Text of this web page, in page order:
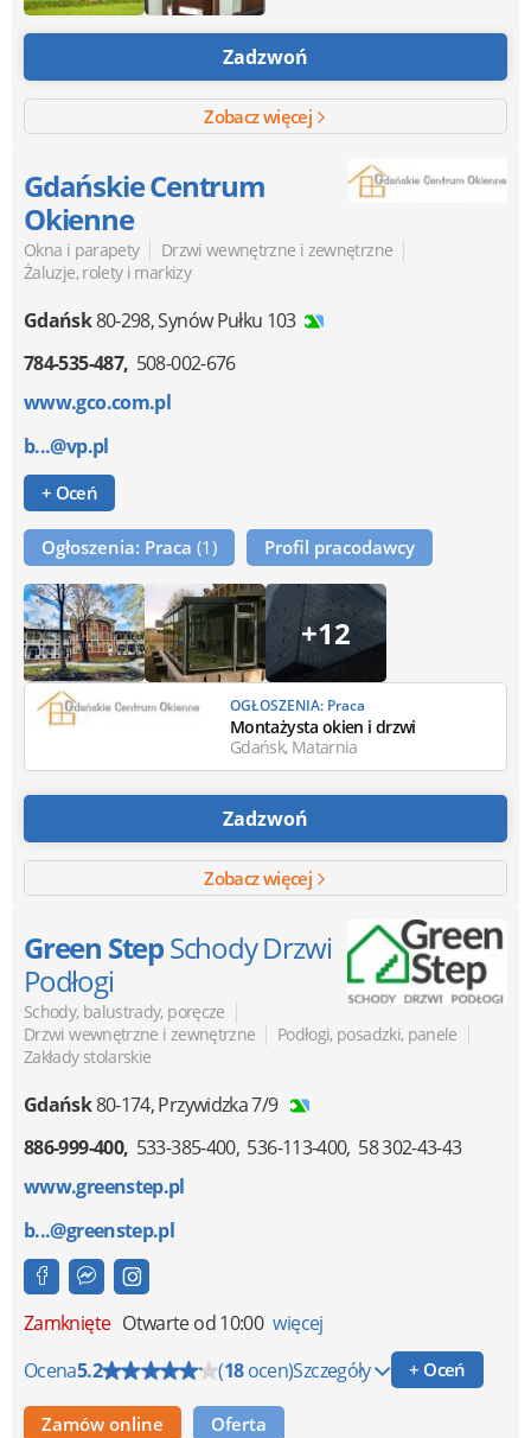
Zadzwoń
Zobacz więcej
Gdańskie Centrum
Okienne
Okna i parapety | Drzwi wewnętrzne i zewnętrzne |
Żaluzje, rolety i markizy
Gdańsk80-298,Synów Pułku 103
784-535-487 508-002-676
www.gco.com.pl
b...@vp.pl
+ Oceń
Ogłoszenia: Praca (1) Profil pracodawcy
+12
OGŁOSZENIA: Praca
Montażysta okien i drzwi
Gdańsk, Matarnia
Zadzwoń
Zobacz więcej
Green StepSchody Drzwi
Podłogi
Schody, balustrady, poręcze |
Drzwi wewnętrzne i zewnętrzne | Podłogi, posadzki, panele |
Zakłady stolarskie
Gdańsk80-174,Przywidzka 7/9
886-999-400 533-385-400 536-113-400 58 302-43-43
www.greenstep.pl
b...@greenstep.pl
Zamknięte Otwarte od 10:00 więcej
Ocena5.2 (18ocen)Szczegóły + Oceń
Zamów online Oferta